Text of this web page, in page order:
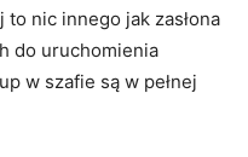
nic innego jak zasłona
do uruchomienia
w szafie są w pełnej